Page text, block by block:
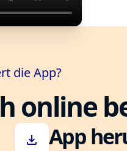
die App?
online
download App